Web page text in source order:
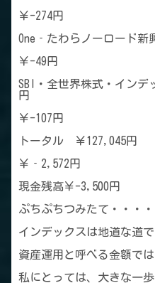
￥-274円
One‐たわらノーロード
￥-49円
SBI・全世界株式・イン
円
￥-107円
トータル ￥127,045円
￥‐2,572円
現金残高￥-3,500円
ぷちぷちつみたて・・・・
インデックスは地道な道で
資産運用と呼べる金額では
私にとっては、大きな一